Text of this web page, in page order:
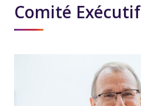
Comité Exécutif